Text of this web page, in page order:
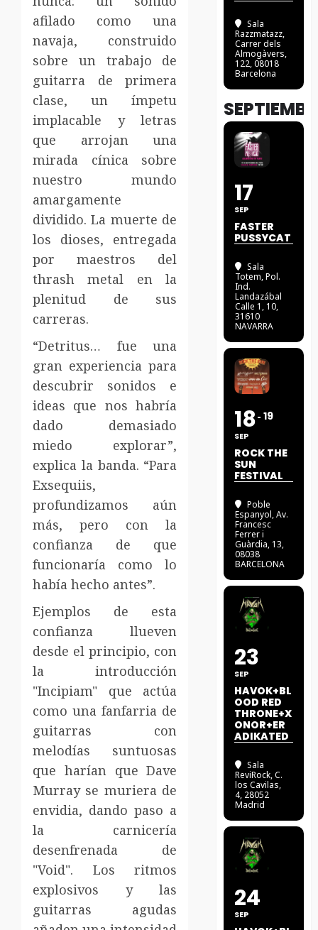
afilado como una
navaja, construido
sobre un trabajo de
guitarra de primera
clase, un ímpetu
implacable y letras
que arrojan una
mirada cínica sobre
nuestro mundo
amargamente
dividido. La muerte de
los dioses, entregada
por maestros del
thrash metal en la
plenitud de sus
carreras.
“Detritus… fue una
gran experiencia para
descubrir sonidos e
ideas que nos habría
dado demasiado
miedo explorar”,
explica la banda. “Para
Exsequiis,
profundizamos aún
más, pero con la
confianza de que
funcionaría como lo
había hecho antes”.
Ejemplos de esta
confianza llueven
desde el principio, con
la introducción
"Incipiam" que actúa
como una fanfarria de
guitarras con
melodías suntuosas
que harían que Dave
Murray se muriera de
envidia, dando paso a
la carnicería
desenfrenada de
"Void". Los ritmos
explosivos y las
guitarras agudas
Sala
Razzmatazz,
Carrer dels
Almogàvers,
122, 08018
Barcelona
17
SEP
FASTER
PUSSYCAT
Sala
Totem, Pol.
Ind.
Landazábal
Calle 1, 10,
31610
NAVARRA
18
SEP
19
ROCK THE
SUN
FESTIVAL
Poble
Espanyol, Av.
Francesc
Ferrer i
Guàrdia, 13,
08038
BARCELONA
23
SEP
HAVOK+BL
OOD RED
THRONE+X
ONOR+ER
ADIKATED
Sala
ReviRock, C.
los Cavilas,
4, 28052
Madrid
24
SEP